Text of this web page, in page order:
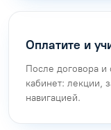
Оплатите и
После договора и
кабинет: лекции,
навигацией.